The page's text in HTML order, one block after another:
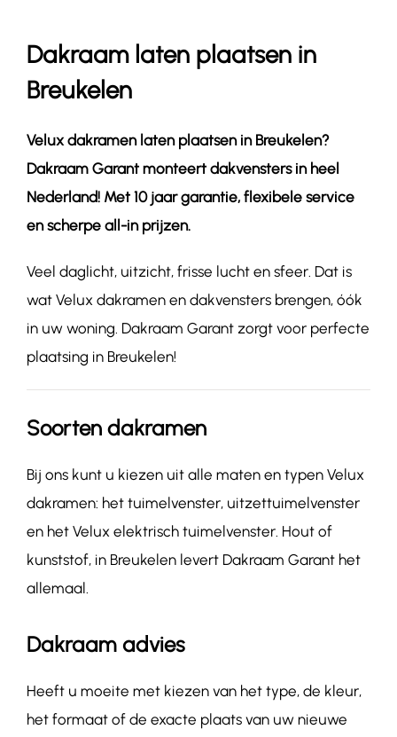
Contact
Dakraam laten plaatsen in
Breukelen
Velux dakramen laten plaatsen in Breukelen?
Dakraam Garant monteert dakvensters in heel
Nederland! Met 10 jaar garantie, flexibele service
en scherpe all-in prijzen.
Veel daglicht, uitzicht, frisse lucht en sfeer. Dat is
wat Velux dakramen en dakvensters brengen, óók
in uw woning. Dakraam Garant zorgt voor perfecte
plaatsing in Breukelen!
Soorten dakramen
Bij ons kunt u kiezen uit alle maten en typen Velux
dakramen: het tuimelvenster, uitzettuimelvenster
en het Velux elektrisch tuimelvenster. Hout of
kunststof, in Breukelen levert Dakraam Garant het
allemaal.
Dakraam advies
Heeft u moeite met kiezen van het type, de kleur,
het formaat of de exacte plaats van uw nieuwe